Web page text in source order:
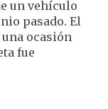
un vehículo
pasado. El
ocasión
fue